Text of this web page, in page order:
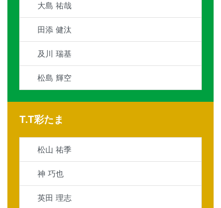
大島 祐哉
田添 健汰
及川 瑞基
松島 輝空
T.T彩たま
松山 祐季
神 巧也
英田 理志